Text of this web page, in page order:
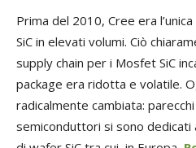
Prima del 2010, Cree era
SiC in elevati volumi. Ciò
supply chain per i Mosfet SiC
package era ridotta e volatile.
radicalmente cambiata:
semiconduttori si sono dedicati